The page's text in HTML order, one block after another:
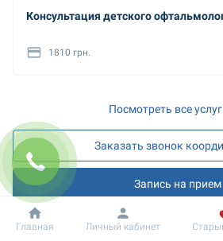
Консультация детского
1810 грн.
Посмотреть все
Заказать звонок
Запись на прием
Запись на онлайн
Добробут Информация
Главная Личный кабинет